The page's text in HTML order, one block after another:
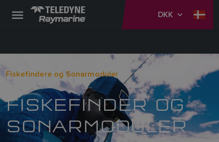
DKK
Vores produkter
Fiskefindere og Sonarmoduler
FISKEFINDER OG
SONARMODULER